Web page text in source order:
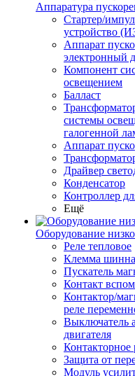
Аппаратура
Стартер/
устройство
Аппарат
электронный
Компонент
освещением
Балласт
системы
галогенной
Аппарат
Драйвер
Конденсатор
Контроллер
Ещё
Оборудование
Реле тепловое
Клемма
Пускатель
Контакт
Контактор/
реле
Выключатель
двигателя
Контакторное
Защита от
Модуль